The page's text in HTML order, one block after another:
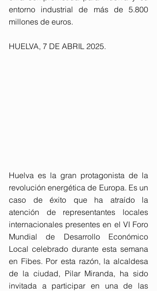
entorno industrial de más de 5.800
millones de euros.
HUELVA, 7 DE ABRIL 2025.
Huelva es la gran protagonista de la
revolución energética de Europa. Es un
caso de éxito que ha atraído la
atención de representantes locales
internacionales presentes en el VI Foro
Mundial de Desarrollo Económico
Local celebrado durante esta semana
en Fibes. Por esta razón, la alcaldesa
de la ciudad, Pilar Miranda, ha sido
invitada a participar en una de las